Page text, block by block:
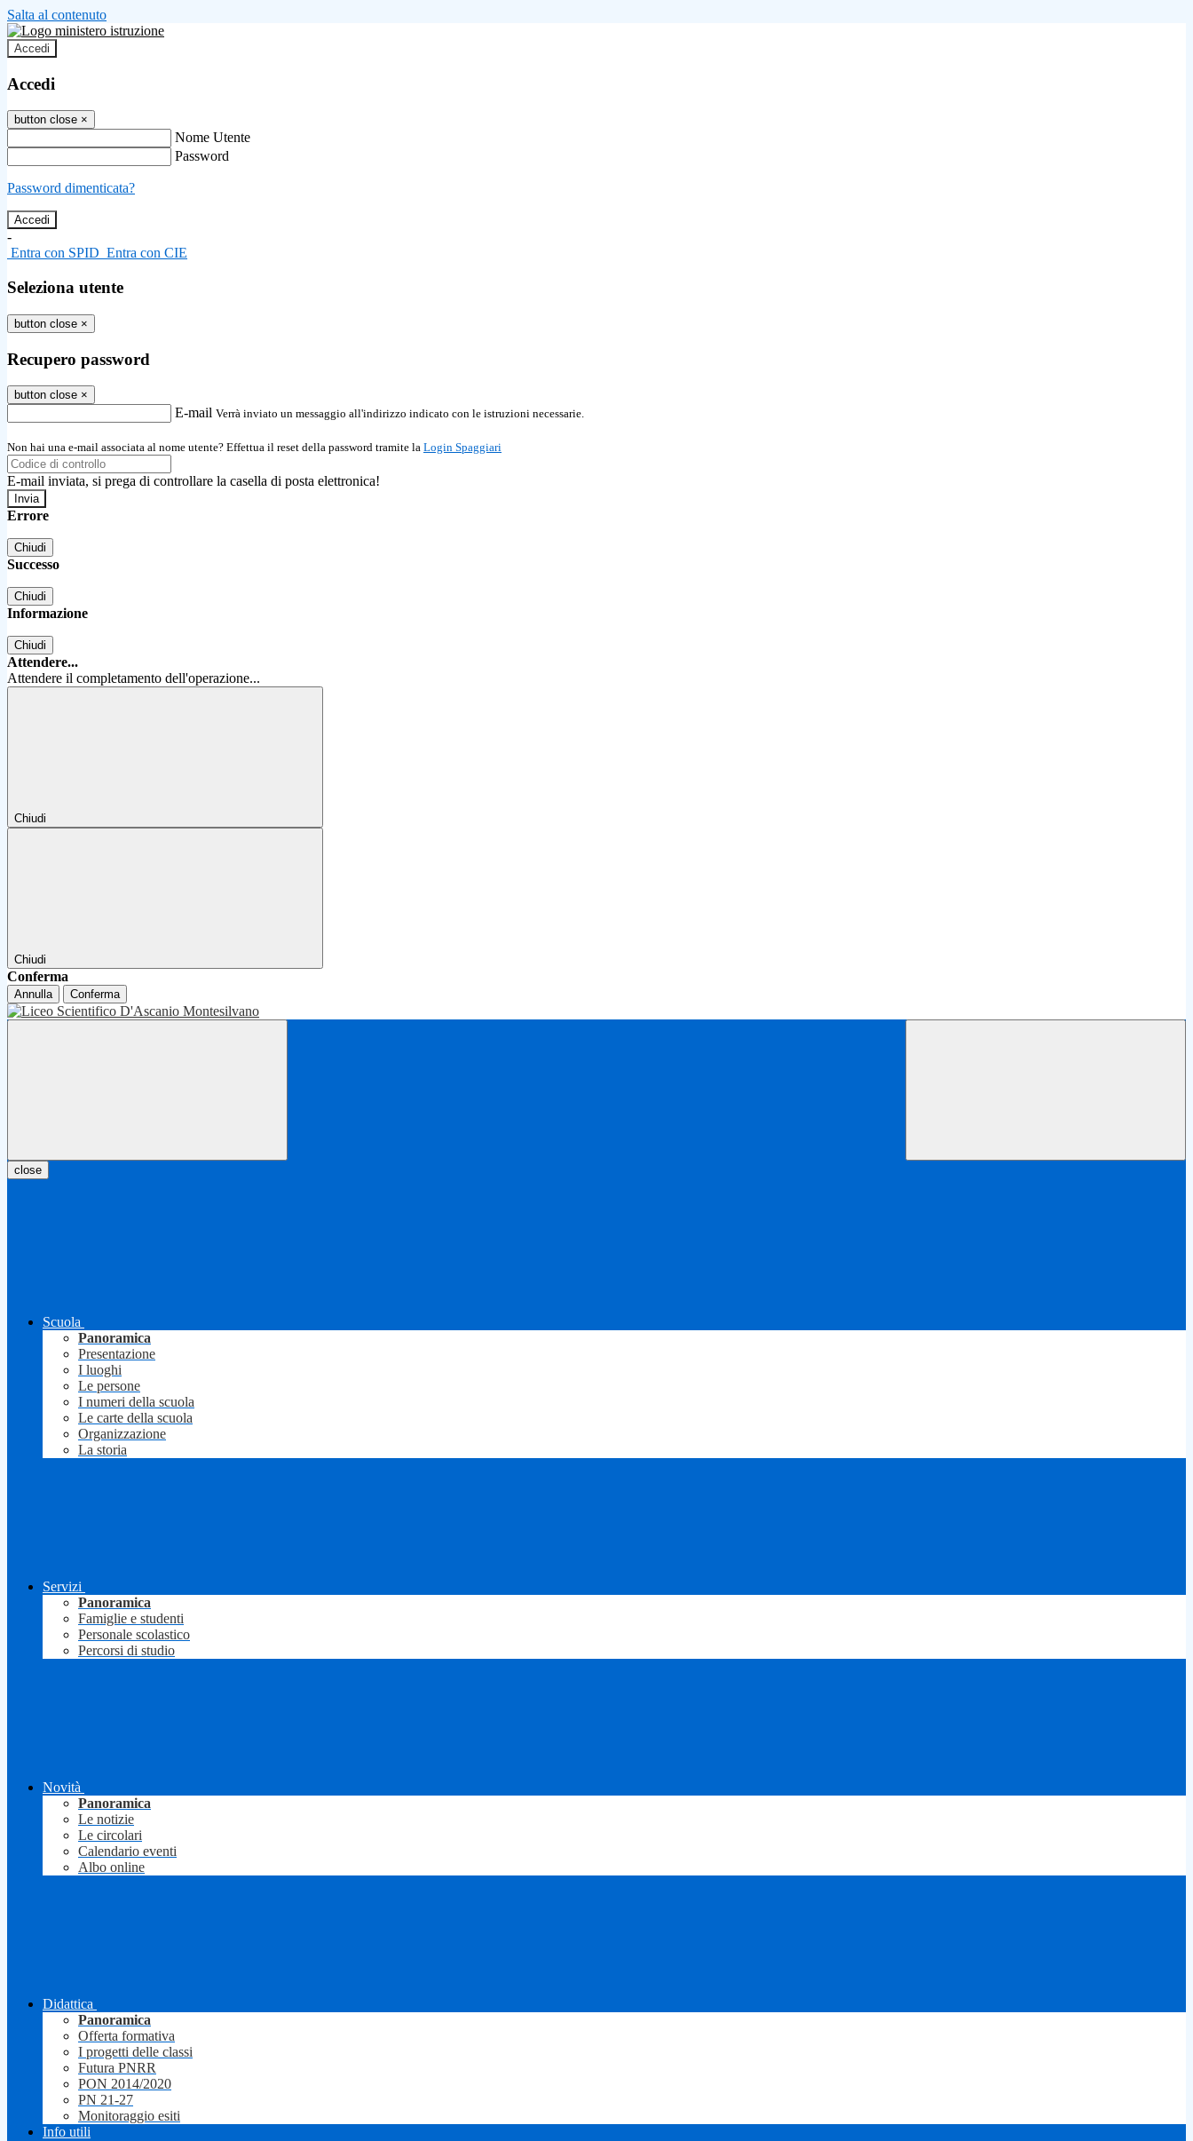
Salta al contenuto
Accedi
Accedi
button close ×
Nome Utente
Password
Password dimenticata?
-
Entra con SPID Entra con CIE
Seleziona utente
button close ×
Recupero password
button close ×
E-mail Verrà inviato un messaggio all'indirizzo indicato con le istruzioni necessarie.
Non hai una e-mail associata al nome utente? Effettua il reset della password tramite la Login Spaggiari
E-mail inviata, si prega di controllare la casella di posta elettronica!
Errore
Chiudi
Successo
Chiudi
Informazione
Chiudi
Attendere...
Attendere il completamento dell'operazione...
Chiudi
Chiudi
Conferma
Annulla Conferma
close
Scuola
Panoramica
Presentazione
I luoghi
Le persone
I numeri della scuola
Le carte della scuola
Organizzazione
La storia
Servizi
Panoramica
Famiglie e studenti
Personale scolastico
Percorsi di studio
Novità
Panoramica
Le notizie
Le circolari
Calendario eventi
Albo online
Didattica
Panoramica
Offerta formativa
I progetti delle classi
Futura PNRR
PON 2014/2020
PN 21-27
Monitoraggio esiti
Info utili